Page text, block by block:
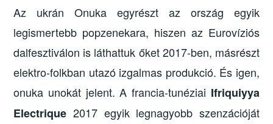
Az ukrán Onuka egyrészt az ország egyik
legismertebb popzenekara, hiszen az Eurovíziós
dalfesztiválon is láthattuk őket 2017-ben, másrészt
elektro-folkban utazó izgalmas produkció. És igen,
onuka unokát jelent. A francia-tunéziai Ifriquiyya
Electrique 2017 egyik legnagyobb szenzációját